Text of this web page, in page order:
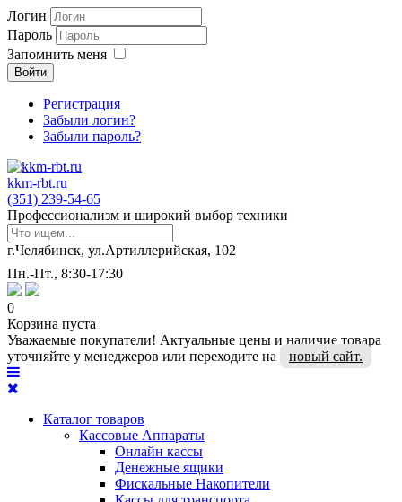
Логин
Пароль
Запомнить меня
Войти
Регистрация
Забыли логин?
Забыли пароль?
kkm-rbt.ru
(351) 239-54-65
Профессионализм и широкий выбор техники
г.Челябинск, ул.Артиллерийская, 102
Пн.-Пт., 8:30-17:30
0
Корзина пуста
Уважаемые покупатели! Актуальные цены и наличие товара
уточняйте у менеджеров или переходите на
новый сайт.
Каталог товаров
Кассовые Аппараты
Онлайн кассы
Денежные ящики
Фискальные Накопители